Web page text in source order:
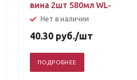
вина 2шт 580мл WL-
888034
Нет в наличии
40.30 руб./шт
ПОДРОБНЕЕ